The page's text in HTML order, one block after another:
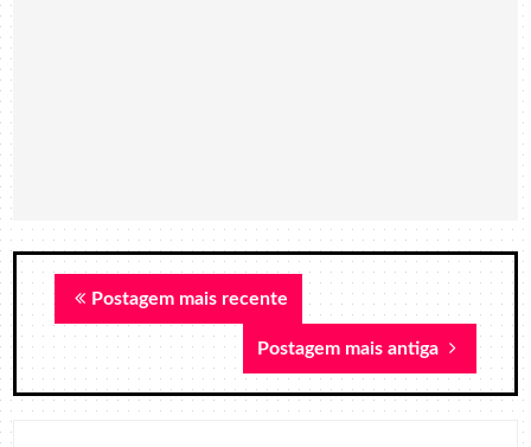
Postagem mais recente
Postagem mais antiga